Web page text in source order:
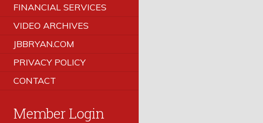
FINANCIAL SERVICES
VIDEO ARCHIVES
JBBRYAN.COM
PRIVACY POLICY
CONTACT
Member Login